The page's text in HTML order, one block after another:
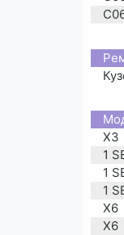
X3
1
1
1
X6
X6